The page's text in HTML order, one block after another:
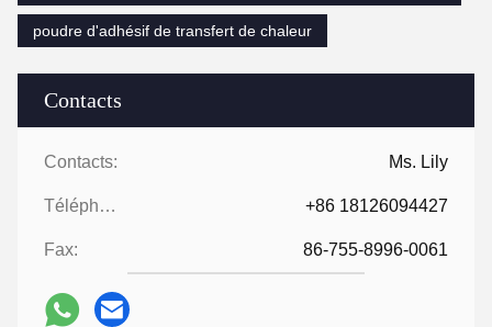
Contacts
Contacts: Ms. Lily
Téléphone: +86 18126094427
Fax: 86-755-8996-0061
poudre d'adhésif de transfert de chaleur